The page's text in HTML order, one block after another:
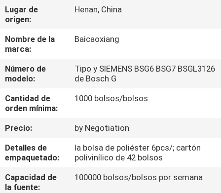
SOBRE
NOSOTROS
VIAJE
DE
LA
FÁBRICA
DE
CALIDAD
Lugar de
origen:
Henan, China
Nombre de la
marca:
Baicaoxiang
Número de
modelo:
Tipo y SIEMENS BSG6 BSG7 BSGL3126
de Bosch G
Cantidad de
orden mínima:
1000 bolsos/bolsos
Precio:
by Negotiation
Detalles de
empaquetado:
la bolsa de poliéster 6pcs/; cartón
polivinílico de 42 bolsos
Capacidad de
la fuente:
100000 bolsos/bolsos por semana